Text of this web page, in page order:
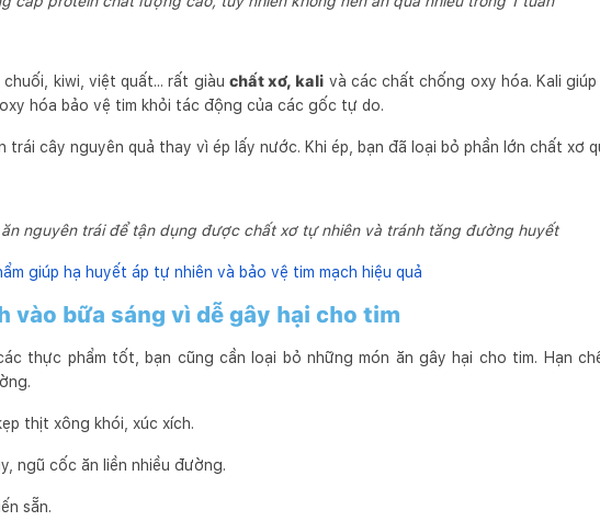
kiwi, việt quất... rất giàu chất xơ, kali và các chất chống oxy hóa. Kali
hóa bảo vệ tim khỏi tác động của các gốc tự do.
trái cây nguyên quả thay vì ép lấy nước. Khi ép, bạn đã loại bỏ phần lớn chất xơ
ăn nguyên trái để tận dụng được chất xơ tự nhiên và tránh tăng đường huyết
giúp hạ huyết áp tự nhiên và bảo vệ tim mạch hiệu quả
vào bữa sáng vì dễ gây hại cho tim
thực phẩm tốt, bạn cũng cần loại bỏ những món ăn gây hại cho tim. Hạn
thịt xông khói, xúc xích.
ngũ cốc ăn liền nhiều đường.
sẵn.